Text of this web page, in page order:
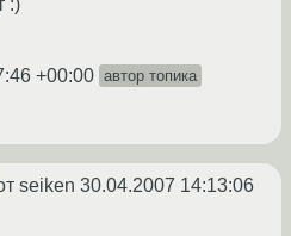
:)
+00:00 автор топика
seiken 30.04.2007 14:13:06